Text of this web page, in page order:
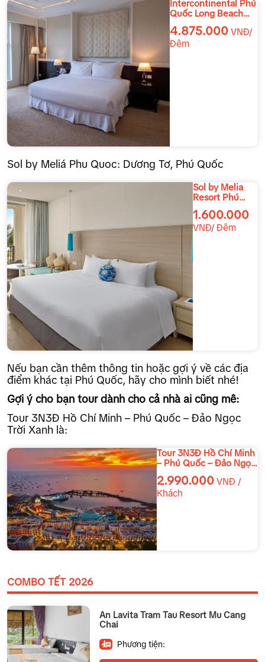
Intercontinental Phú
Quốc Long Beach
4.875.000 VNĐ/
Đêm
Sol by Meliá Phu Quoc: Dương Tơ, Phú Quốc
Sol by Melia
Resort Phú
1.600.000
VNĐ/ Đêm
Nếu bạn cần thêm thông tin hoặc gợi ý về các địa
điểm khác tại Phú Quốc, hãy cho mình biết nhé!
Gợi ý cho bạn tour dành cho cả nhà ai cũng mê:
Tour 3N3Đ Hồ Chí Minh – Phú Quốc – Đảo Ngọc
Trời Xanh là:
Tour 3N3Đ Hồ Chí Minh
– Phú Quốc – Đảo Ngọc
2.990.000VNĐ /
Khách
COMBO TẾT 2026
An Lavita Tram Tau Resort Mu Cang
Chai
Phương tiện: